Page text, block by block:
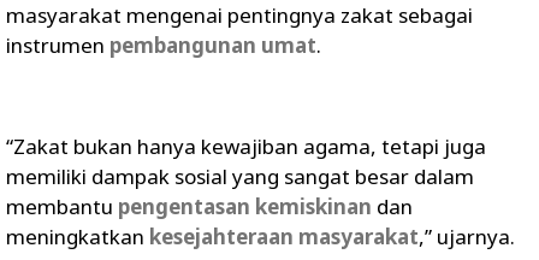
masyarakat mengenai pentingnya zakat sebagai
instrumen pembangunan umat.
“Zakat bukan hanya kewajiban agama, tetapi juga
memiliki dampak sosial yang sangat besar dalam
membantu pengentasan kemiskinan dan
meningkatkan kesejahteraan masyarakat,” ujarnya.